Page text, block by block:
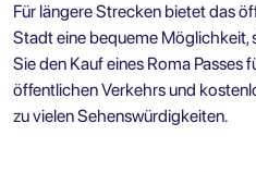
Für längere Strecken bietet das
Stadt eine bequeme Möglichkeit,
Sie den Kauf eines Roma Passes
öffentlichen Verkehrs und
zu vielen Sehenswürdigkeiten.